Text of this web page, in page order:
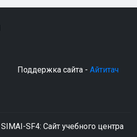
Поддержка сайта - Айтитач
SIMAI-SF4: Сайт учебного центра